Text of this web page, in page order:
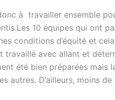
à travailler ensemble
10 équipes qui ont
conditions d’équité et
travaillé avec allant et
été bien préparées mais
autres. D’ailleurs, moins